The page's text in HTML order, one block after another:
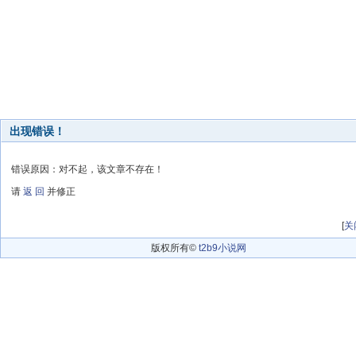
出现错误！
错误原因：对不起，该文章不存在！
请 返 回 并修正
[关
版权所有© t2b9小说网